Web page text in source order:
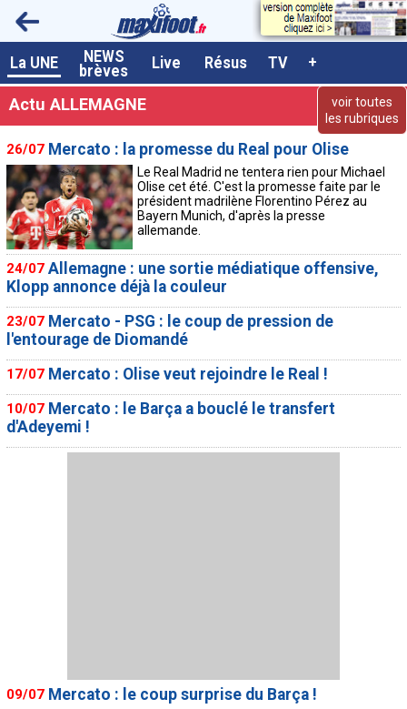
La UNE NEWS
brèves Live Résus TV +
Actu ALLEMAGNE
voir toutes
les rubriques
26/07 Mercato : la promesse du Real pour Olise
Le Real Madrid ne tentera rien pour Michael
Olise cet été. C'est la promesse faite par le
président madrilène Florentino Pérez au
Bayern Munich, d'après la presse
allemande.
24/07 Allemagne : une sortie médiatique offensive,
Klopp annonce déjà la couleur
23/07 Mercato - PSG : le coup de pression de
l'entourage de Diomandé
17/07 Mercato : Olise veut rejoindre le Real !
10/07 Mercato : le Barça a bouclé le transfert
d'Adeyemi !
09/07 Mercato : le coup surprise du Barça !
A la UNE
Dernières brèves
Live / Matchs en direct
Résultats et Classements
Class. buteurs européens
Programme TV foot
Vidéos
Sondages
Tableau transferts L1
Taille de la police
Paramètrages / Options
Contact / Signaler un bug